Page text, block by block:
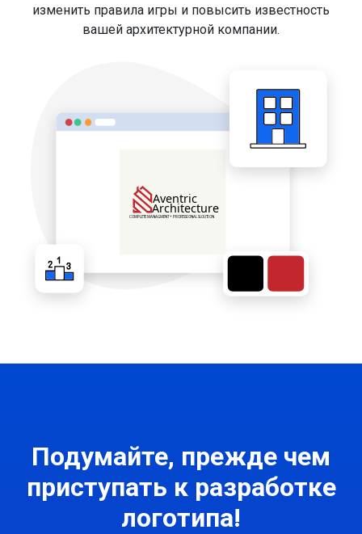
изменить правила игры и повысить известность
вашей архитектурной компании.
Подумайте, прежде чем
приступать к разработке
логотипа!